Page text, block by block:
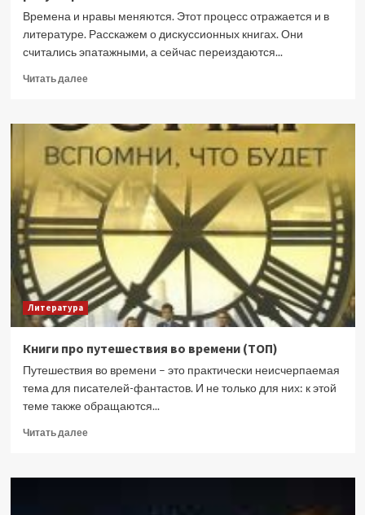
Времена и нравы меняются. Этот процесс отражается и в
литературе. Расскажем о дискуссионных книгах. Они
считались эпатажными, а сейчас переиздаются...
Читать далееПрочитать
От
скандала
к
классике:
книги
с
неоднозначной
репутацией
Литература
Книги про путешествия во времени (ТОП)
Путешествия во времени – это практически неисчерпаемая
тема для писателей-фантастов. И не только для них: к этой
теме также обращаются...
Читать далееПрочитать
Книги